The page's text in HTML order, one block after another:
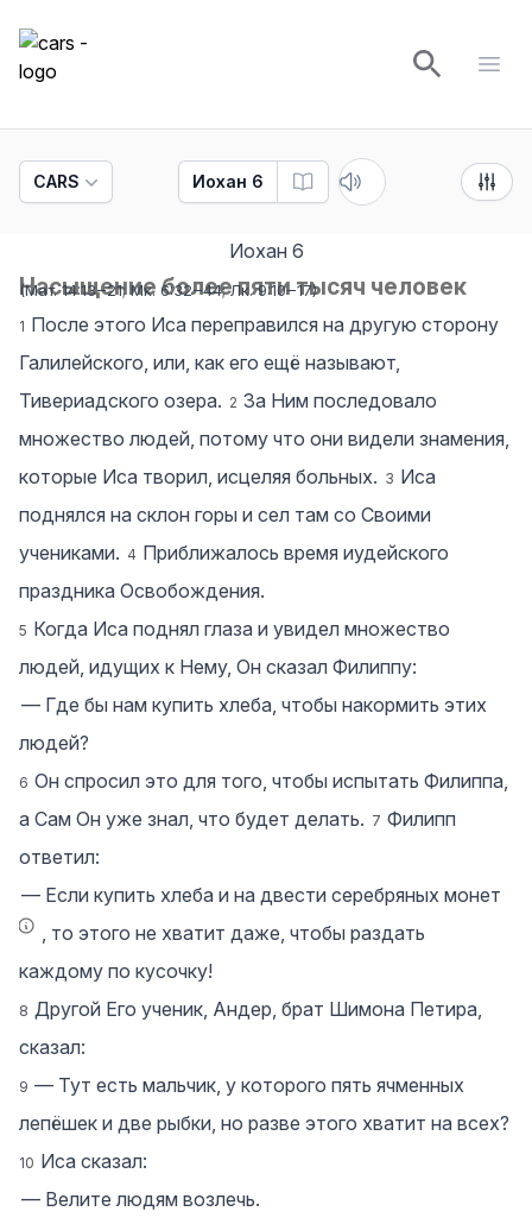
cars
CARS Иохан 6
Иохан 6
Насыщение более пяти тысяч человек
(Мат. 14:13‒21;Мк. 6:32‒44;Лк. 9:10‒17)
1 После этого Иса переправился на другую сторону
Галилейского, или, как его ещё называют,
Тивериадского озера. 2 За Ним последовало
множество людей, потому что они видели знамения,
которые Иса творил, исцеляя больных. 3 Иса
поднялся на склон горы и сел там со Своими
учениками. 4 Приближалось время иудейского
праздника Освобождения.
5 Когда Иса поднял глаза и увидел множество
людей, идущих к Нему, Он сказал Филиппу:
― Где бы нам купить хлеба, чтобы накормить этих
людей?
6 Он спросил это для того, чтобы испытать Филиппа,
а Сам Он уже знал, что будет делать. 7 Филипп
ответил:
― Если купить хлеба и на двести серебряных монет
, то этого не хватит даже, чтобы раздать
каждому по кусочку!
8 Другой Его ученик, Андер, брат Шимона Петира,
сказал:
9 ― Тут есть мальчик, у которого пять ячменных
лепёшек и две рыбки, но разве этого хватит на всех?
10 Иса сказал:
― Велите людям возлечь.